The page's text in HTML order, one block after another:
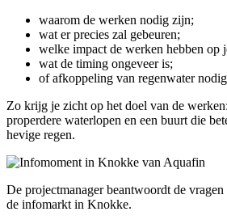
waarom de werken nodig zijn;
wat er precies zal gebeuren;
welke impact de werken hebben op
wat de timing ongeveer is;
of afkoppeling van regenwater
Zo krijg je zicht op het doel van de
properdere waterlopen en een buurt die
hevige regen.
De projectmanager beantwoordt de
de infomarkt in Knokke.